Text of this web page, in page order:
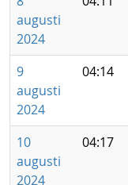
augusti
2024
9
augusti
2024
04:14
10
augusti
2024
04:17